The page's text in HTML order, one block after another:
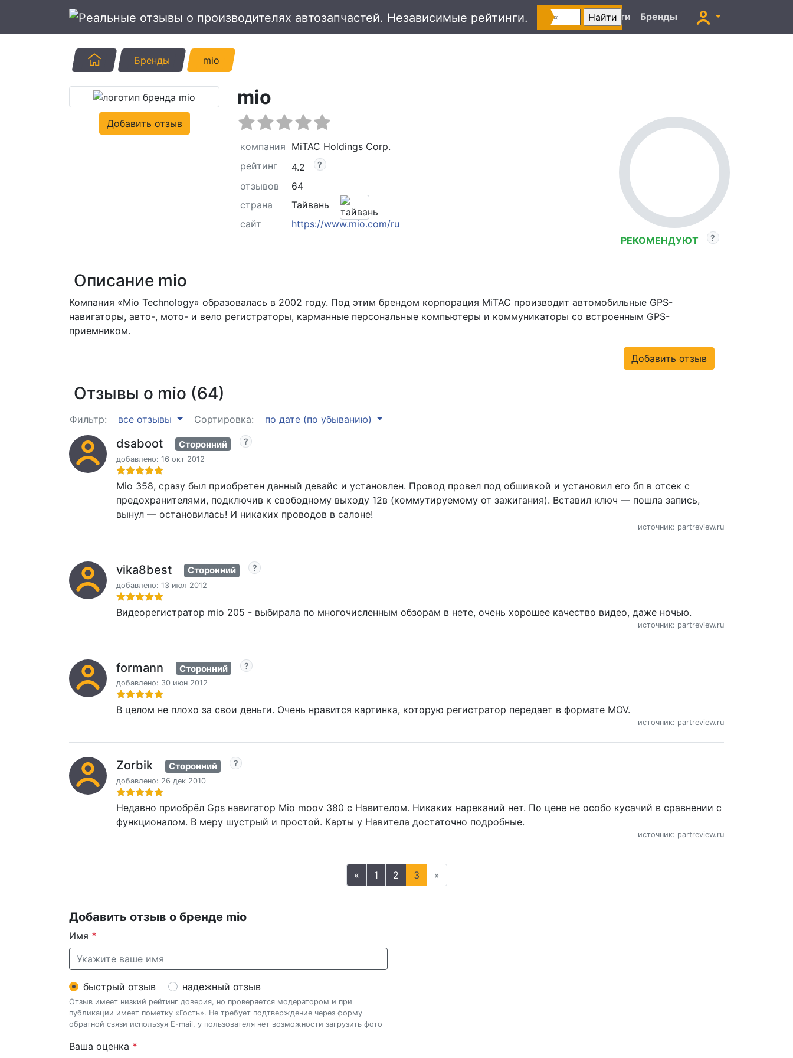
Автоновости Бренды
ГлавнаяБренды mio
Добавить отзыв
mio
компания MiTAC Holdings Corp.
рейтинг
4.2
отзывов
64
страна
Тайвань
сайт
https://www.mio.com/ru
РЕКОМЕНДУЮТ
Описание mio
Компания «Mio Technology» образовалась в 2002 году. Под этим брендом корпорация MiTAC производит автомобильные GPS-
навигаторы, авто-, мото- и вело регистраторы, карманные персональные компьютеры и коммуникаторы со встроенным GPS-
приемником.
Добавить отзыв
Отзывы о mio (64)
Фильтр: все отзывы Сортировка: по дате (по убыванию)
dsaboot Сторонний
добавлено: 16 окт 2012
Mio 358, сразу был приобретен данный девайс и установлен. Провод провел под обшивкой и установил его бп в отсек с
предохранителями, подключив к свободному выходу 12в (коммутируемому от зажигания). Вставил ключ — пошла запись,
вынул — остановилась! И никаких проводов в салоне!
источник: partreview.ru
vika8best Сторонний
добавлено: 13 июл 2012
Видеорегистратор mio 205 - выбирала по многочисленным обзорам в нете, очень хорошее качество видео, даже ночью.
источник: partreview.ru
formann Сторонний
добавлено: 30 июн 2012
В целом не плохо за свои деньги. Очень нравится картинка, которую регистратор передает в формате MOV.
источник: partreview.ru
Zorbik Сторонний
добавлено: 26 дек 2010
Недавно приобрёл Gps навигатор Mio moov 380 с Навителом. Никаких нареканий нет. По цене не особо кусачий в сравнении с
функционалом. В меру шустрый и простой. Карты у Навитела достаточно подробные.
источник: partreview.ru
« 1 2 3 »
Добавить отзыв о бренде mio
Имя *
быстрый отзыв надежный отзыв
Отзыв имеет низкий рейтинг доверия, но проверяется модератором и при
публикации имеет пометку «Гость». Не требует подтверждение через форму
обратной связи используя E-mail, у пользователя нет возможности загрузить фото
Ваша оценка *